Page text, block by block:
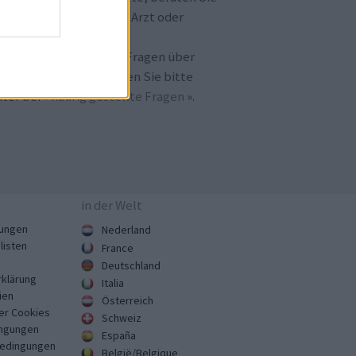
immer erst mit Ihrem Arzt oder
Sie noch weitere Fragen über
haben, lesen Sie bitte
bei «häufig gestellte Fragen ».
Cookies
in der Welt
Nederland
France
Deutschland
Italia
Österreich
Schweiz
España
België/Belgique